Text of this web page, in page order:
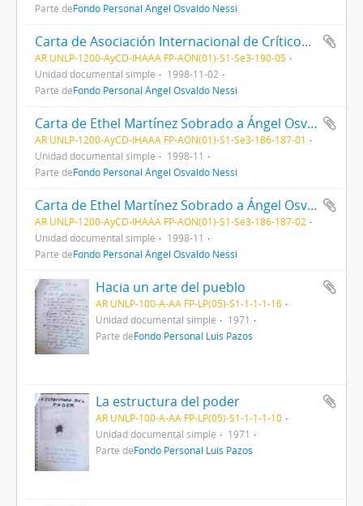
Parte deFondo Personal Ángel Osvaldo Nessi
Carta de Asociación Internacional de Críticos de Arte (AICA) a Ángel Osvaldo Nessi
AR UNLP-1200-AyCD-IHAAA FP-AON(01)-S1-Se3-190-05
Unidad documental simple
1998-11-02
Parte deFondo Personal Ángel Osvaldo Nessi
Carta de Ethel Martínez Sobrado a Ángel Osvaldo Nessi
AR UNLP-1200-AyCD-IHAAA FP-AON(01)-S1-Se3-186-187-01
Unidad documental simple
1998-11
Parte deFondo Personal Ángel Osvaldo Nessi
Carta de Ethel Martínez Sobrado a Ángel Osvaldo Nessi
AR UNLP-1200-AyCD-IHAAA FP-AON(01)-S1-Se3-186-187-02
Unidad documental simple
1998-11
Parte deFondo Personal Ángel Osvaldo Nessi
Hacia un arte del pueblo
AR UNLP-100-A-AA FP-LP(05)-S1-1-1-1-16
Unidad documental simple
1971
Parte deFondo Personal Luis Pazos
La estructura del poder
AR UNLP-100-A-AA FP-LP(05)-S1-1-1-1-10
Unidad documental simple
1971
Parte deFondo Personal Luis Pazos